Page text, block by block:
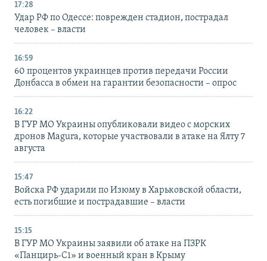
17:28
Удар РФ по Одессе: поврежден стадион, пострадал
человек – власти
16:59
60 процентов украинцев против передачи России
Донбасса в обмен на гарантии безопасности – опрос
16:22
В ГУР МО Украины опубликовали видео с морских
дронов Magura, которые участвовали в атаке на Ялту 7
августа
15:47
Войска РФ ударили по Изюму в Харьковской области,
есть погибшие и пострадавшие – власти
15:15
В ГУР МО Украины заявили об атаке на ПЗРК
«Панцирь-С1» и военный кран в Крыму